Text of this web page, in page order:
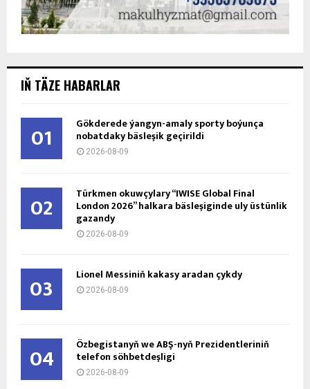
IŇ TÄZE HABARLAR
01 Gökderede ýangyn-amaly sporty boýunça
nobatdaky bäsleşik geçirildi
2026-08-09
02 Türkmen okuwçylary “IWISE Global Final
London 2026” halkara bäsleşiginde uly üstünlik
gazandy
2026-08-09
03 Lionel Messiniň kakasy aradan çykdy
2026-08-09
04 Özbegistanyň we ABŞ-nyň Prezidentleriniň
telefon söhbetdeşligi
2026-08-09